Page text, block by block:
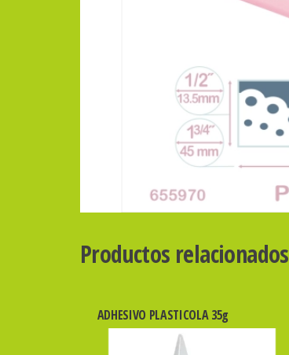
Productos relacionados
ADHESIVO PLASTICOLA 35g